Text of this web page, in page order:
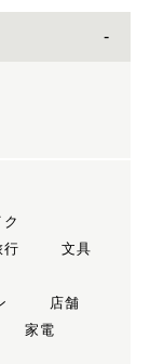
行
文具
店舗
家電